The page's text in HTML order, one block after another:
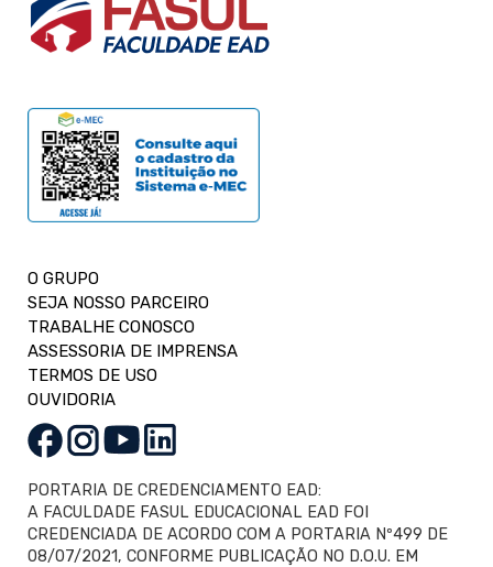
O GRUPO
SEJA NOSSO PARCEIRO
TRABALHE CONOSCO
ASSESSORIA DE IMPRENSA
TERMOS DE USO
OUVIDORIA
PORTARIA DE CREDENCIAMENTO EAD:
A FACULDADE FASUL EDUCACIONAL EAD FOI
CREDENCIADA DE ACORDO COM A PORTARIA Nº499 DE
08/07/2021, CONFORME PUBLICAÇÃO NO D.O.U. EM